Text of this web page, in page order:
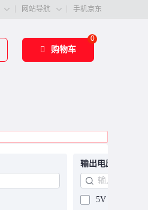
 网站导航  手机京东
0
购物车
输出电压
5V